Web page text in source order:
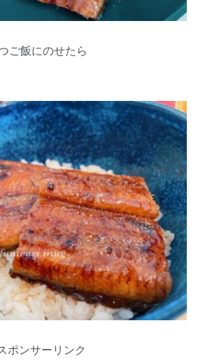
ご飯にのせたら
ポンサーリンク